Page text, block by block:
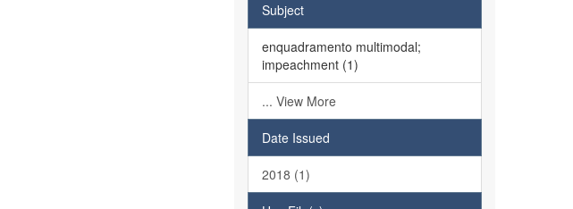
Subject
enquadramento multimodal;
impeachment (1)
... View More
Date Issued
2018 (1)